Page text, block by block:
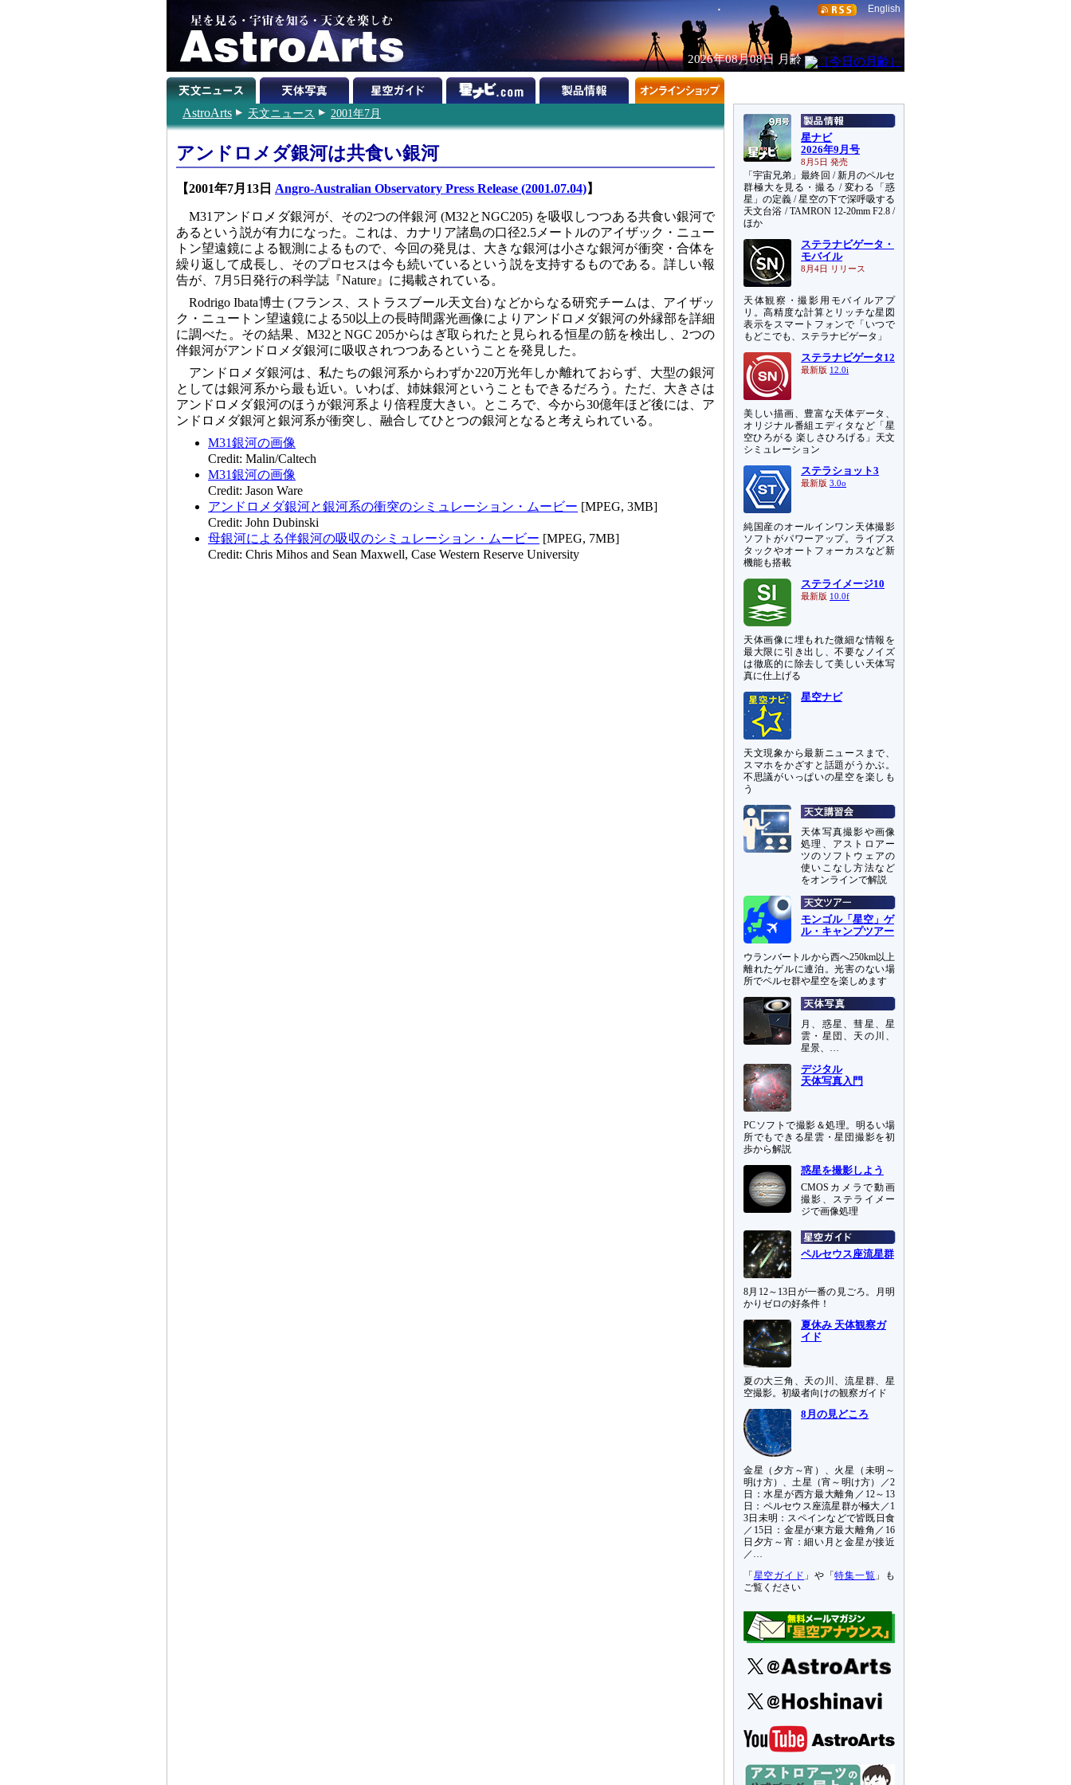
English
2026年08月08日 月齢
AstroArts 天文ニュース 2001年7月
アンドロメダ銀河は共食い銀河
【2001年7月13日 Angro-Australian Observatory Press Release (2001.07.04)】
M31アンドロメダ銀河が、その2つの伴銀河 (M32とNGC205) を吸収しつつある共食い銀河で
あるという説が有力になった。これは、カナリア諸島の口径2.5メートルのアイザック・ニュー
トン望遠鏡による観測によるもので、今回の発見は、大きな銀河は小さな銀河が衝突・合体を
繰り返して成長し、そのプロセスは今も続いているという説を支持するものである。詳しい報
告が、7月5日発行の科学誌『Nature』に掲載されている。
Rodrigo Ibata博士 (フランス、ストラスブール天文台) などからなる研究チームは、アイザッ
ク・ニュートン望遠鏡による50以上の長時間露光画像によりアンドロメダ銀河の外縁部を詳細
に調べた。その結果、M32とNGC 205からはぎ取られたと見られる恒星の筋を検出し、2つの
伴銀河がアンドロメダ銀河に吸収されつつあるということを発見した。
アンドロメダ銀河は、私たちの銀河系からわずか220万光年しか離れておらず、大型の銀河
としては銀河系から最も近い。いわば、姉妹銀河ということもできるだろう。ただ、大きさは
アンドロメダ銀河のほうが銀河系より倍程度大きい。ところで、今から30億年ほど後には、ア
ンドロメダ銀河と銀河系が衝突し、融合してひとつの銀河となると考えられている。
M31銀河の画像
Credit: Malin/Caltech
M31銀河の画像
Credit: Jason Ware
アンドロメダ銀河と銀河系の衝突のシミュレーション・ムービー [MPEG, 3MB]
Credit: John Dubinski
母銀河による伴銀河の吸収のシミュレーション・ムービー [MPEG, 7MB]
Credit: Chris Mihos and Sean Maxwell, Case Western Reserve University
星ナビ
2026年9月号
8月5日 発売
「宇宙兄弟」最終回 / 新月のペルセ
群極大を見る・撮る / 変わる「惑
星」の定義 / 星空の下で深呼吸する
天文台浴 / TAMRON 12-20mm F2.8 /
ほか
ステラナビゲータ・
モバイル
8月4日 リリース
天体観察・撮影用モバイルアプ
リ。高精度な計算とリッチな星図
表示をスマートフォンで「いつで
もどこでも、ステラナビゲータ」
ステラナビゲータ12
最新版 12.0i
美しい描画、豊富な天体データ、
オリジナル番組エディタなど「星
空ひろがる 楽しさひろげる」天文
シミュレーション
ステラショット3
最新版 3.0o
純国産のオールインワン天体撮影
ソフトがパワーアップ。ライブス
タックやオートフォーカスなど新
機能も搭載
ステライメージ10
最新版 10.0f
天体画像に埋もれた微細な情報を
最大限に引き出し、不要なノイズ
は徹底的に除去して美しい天体写
真に仕上げる
星空ナビ
天文現象から最新ニュースまで、
スマホをかざすと話題がうかぶ。
不思議がいっぱいの星空を楽しも
う
天体写真撮影や画像
処理、アストロアー
ツのソフトウェアの
使いこなし方法など
をオンラインで解説
モンゴル「星空」ゲ
ル・キャンプツアー
ウランバートルから西へ250km以上
離れたゲルに連泊。光害のない場
所でペルセ群や星空を楽しめます
月、惑星、彗星、星
雲・星団、天の川、
星景、…
デジタル
天体写真入門
PCソフトで撮影＆処理。明るい場
所でもできる星雲・星団撮影を初
歩から解説
惑星を撮影しよう
CMOSカメラで動画
撮影、ステライメー
ジで画像処理
ペルセウス座流星群
8月12～13日が一番の見ごろ。月明
かりゼロの好条件！
夏休み 天体観察ガ
イド
夏の大三角、天の川、流星群、星
空撮影。初級者向けの観察ガイド
8月の見どころ
金星（夕方～宵）、火星（未明～
明け方）、土星（宵～明け方）／2
日：水星が西方最大離角／12～13
日：ペルセウス座流星群が極大／1
3日未明：スペインなどで皆既日食
／15日：金星が東方最大離角／16
日夕方～宵：細い月と金星が接近
／…
「 星空ガイド 」や「特集一覧 」も
ご覧ください